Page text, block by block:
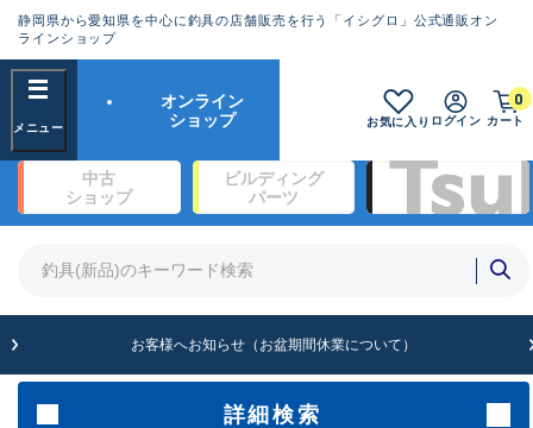
静岡県から愛知県を中心に釣具の店舗販売を行う「イシグロ」公式通販オン
ラインショップ
オンライン
ショップ
お気に入り ログイン カート
0
中古
ショップ
ビルディング
パーツ
お客様へお知らせ（お盆期間休業について）
詳細検索
フリーワード
商品カテゴリ
リール・カスタムパーツ(339)
ライン・ハリス・道糸(761)
針・仕掛(319)
ランクとは？
良
SA
新古品（メーカー問屋から仕入
れた未使用品）
※店頭展示時の置き傷が付いている
ものも含む
傷が極めて少ない極上品